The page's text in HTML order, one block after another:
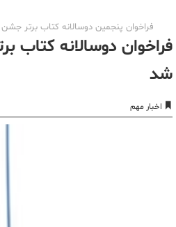
فراخوان پنجمین دوسالانه کتاب برتر
فراخوان دوسالانه کتاب
شد
اخبار مهم